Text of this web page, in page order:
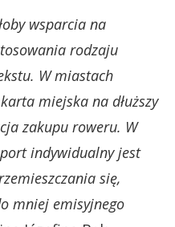
wsparcia na
rodzaju
W miastach
miejska na dłuższy
zakupu roweru. W
indywidualny jest
się,
mniej emisyjnego